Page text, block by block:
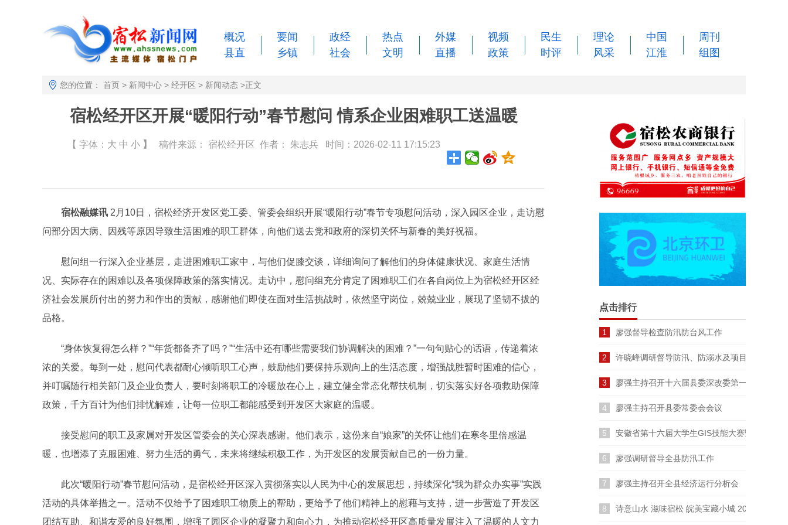
概况
县直
要闻
乡镇
政经
社会
热点
文明
外媒
直播
视频
政策
民生
时评
理论
风采
中国
江淮
周刊
组图
您的位置： 首页 > 新闻中心 > 经开区 > 新闻动态 >正文
宿松经开区开展“暖阳行动”春节慰问 情系企业困难职工送温暖
【 字体： 大 中 小】 稿件来源： 宿松经开区 作者： 朱志兵 时间：2026-02-11 17:15:23
宿松融媒讯 2月10日，宿松经济开发区党工委、管委会组织开展“暖阳行动”春节专项慰问活动，深入园区企业，走访慰
问部分因大病、因残等原因导致生活困难的职工群体，向他们送去党和政府的深切关怀与新春的美好祝福。
慰问组一行深入企业基层，走进困难职工家中，与他们促膝交谈，详细询问了解他们的身体健康状况、家庭生活情
况、实际存在的困难以及各项保障政策的落实情况。走访中，慰问组充分肯定了困难职工们在各自岗位上为宿松经开区经
济社会发展所付出的努力和作出的贡献，感谢他们即使在面对生活挑战时，依然坚守岗位，兢兢业业，展现了坚韧不拔的
品格。
“身体恢复得怎么样？”“年货都备齐了吗？”“生活中还有哪些需要我们协调解决的困难？”一句句贴心的话语，传递着浓
浓的关爱。每到一处，慰问代表都耐心倾听职工心声，鼓励他们要保持乐观向上的生活态度，增强战胜暂时困难的信心，
并叮嘱随行相关部门及企业负责人，要时刻将职工的冷暖放在心上，建立健全常态化帮扶机制，切实落实好各项救助保障
政策，千方百计为他们排忧解难，让每一位职工都能感受到开发区大家庭的温暖。
接受慰问的职工及家属对开发区管委会的关心深表感谢。他们表示，这份来自“娘家”的关怀让他们在寒冬里倍感温
暖，也增添了克服困难、努力生活的勇气，未来将继续积极工作，为开发区的发展贡献自己的一份力量。
此次“暖阳行动”春节慰问活动 ，是宿松经开区深入贯彻落实以人民为中心的发展思想，持续深化“我为群众办实事”实践
活动的具体举措之一。活动不仅给予了困难职工物质上的帮助，更给予了他们精神上的慰藉与支持，进一步营造了开发区
团结互助、和谐友爱的良好氛围，增强了园区企业的凝聚力和向心力，为推动宿松经开区高质量发展注入了温暖的人文力
点击排行
1 廖强督导检查防汛防台风工作
2 许晓峰调研督导防汛、防溺水及项目建设工作
3 廖强主持召开十六届县委深改委第一次会议
4 廖强主持召开县委常委会会议
5 安徽省第十六届大学生GIS技能大赛暨长三角
6 廖强调研督导全县防汛工作
7 廖强主持召开全县经济运行分析会
8 诗意山水 滋味宿松 皖美宝藏小城 2026云裳宿